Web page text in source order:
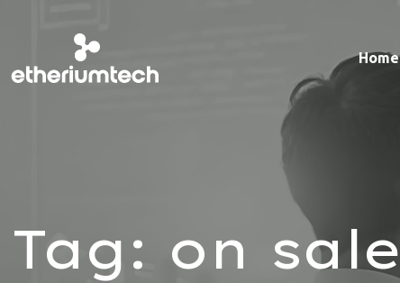
Home
Tag: on sale